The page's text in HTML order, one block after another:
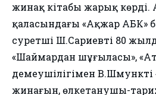
жинақ кітабы жарық көрді.
қаласындағы «Ақжар АБК»
суретші Ш.Сариевтің 80
«Шаймардан шұғыласы»,
демеушілігімен
жинағын, өлкетанушы-